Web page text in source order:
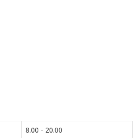
8.00 - 20.00